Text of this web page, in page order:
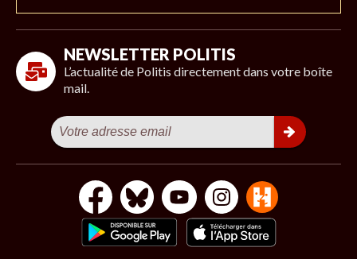
NEWSLETTER POLITIS
L’actualité de Politis directement dans votre boîte
mail.